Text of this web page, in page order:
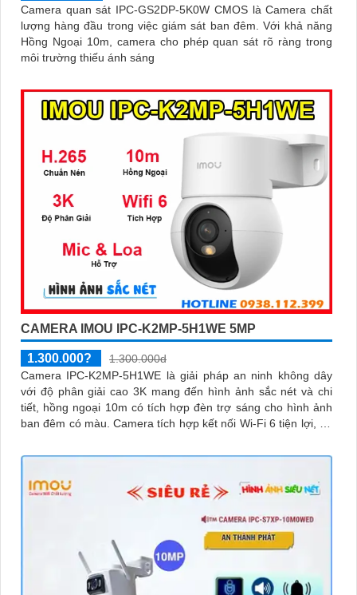
Camera quan sát IPC-GS2DP-5K0W CMOS là Camera chất
lượng hàng đầu trong việc giám sát ban đêm. Với khả năng
Hồng Ngoại 10m, camera cho phép quan sát rõ ràng trong
môi trường thiếu ánh sáng
CAMERA IMOU IPC-K2MP-5H1WE 5MP
1.300.000?
1.300.000d
Camera IPC-K2MP-5H1WE là giải pháp an ninh không dây
với độ phân giải cao 3K mang đến hình ảnh sắc nét và chi
tiết, hồng ngoại 10m có tích hợp đèn trợ sáng cho hình ảnh
ban đêm có màu. Camera tích hợp kết nối Wi-Fi 6 tiện lợi, hỗ